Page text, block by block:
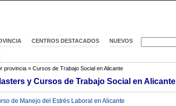
CENTROS DESTACADOS NUEVOS
provincia » Cursos de Trabajo Social en Alicante
y Cursos de Trabajo Social en Alicante
de Manejo del Estrés Laboral en Alicante